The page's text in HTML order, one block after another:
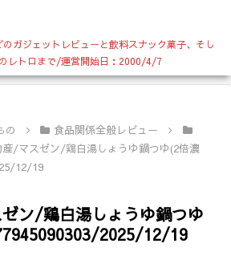
ガジェットレビューと飲料スナック菓子、そし
レトロまで/運営開始日：2000/4/7
の
食品関係全般レビュー
産/マスゼン/鶏白湯しょうゆ鍋つゆ(2倍濃
12/19
ン/鶏白湯しょうゆ鍋つゆ
2025/12/19